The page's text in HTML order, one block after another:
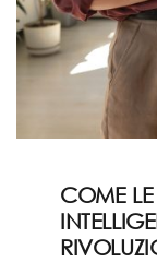
COME